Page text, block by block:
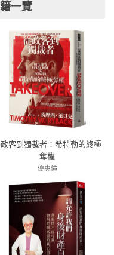
一覽
客到獨裁者：希特勒的終極
奪權
優惠價
79折 458元